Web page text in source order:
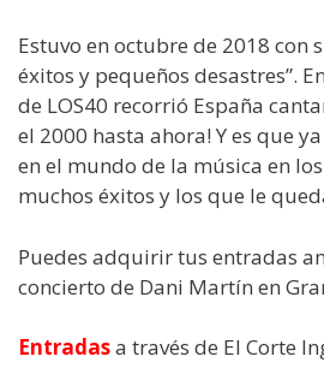
Estuvo en octubre de 2018 con
éxitos y pequeños desastres”.
de LOS40 recorrió España
el 2000 hasta ahora! Y es que
en el mundo de la música en
muchos éxitos y los que le
Puedes adquirir tus entradas
concierto de Dani Martín en
Entradasa través de El Corte